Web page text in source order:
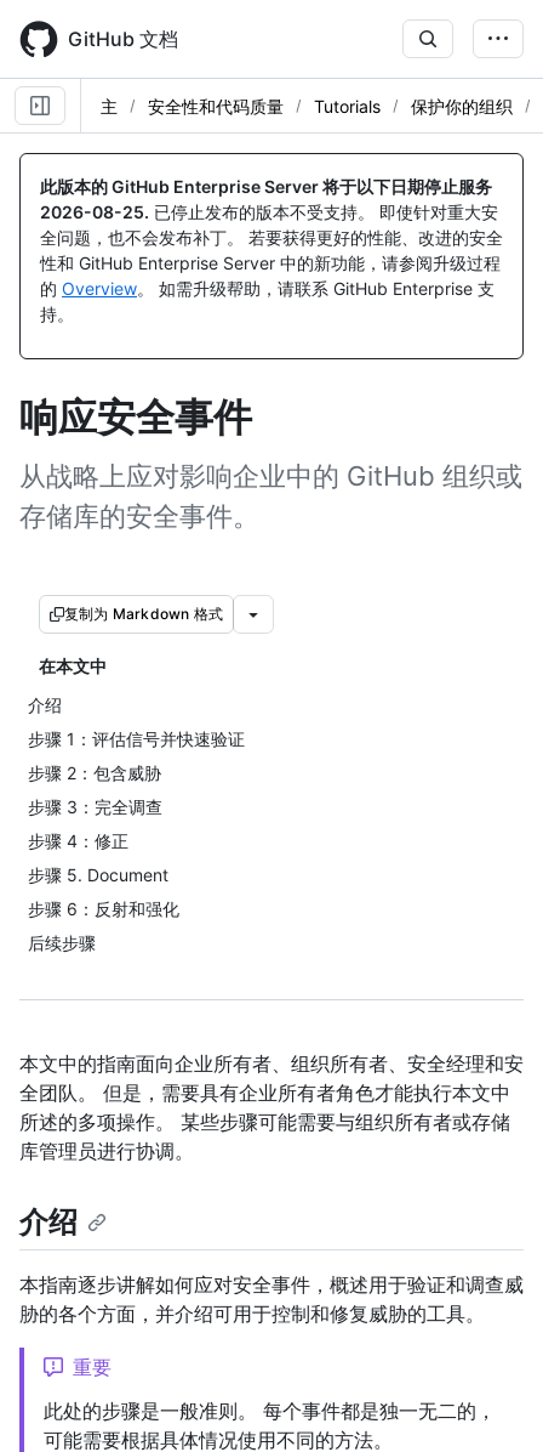
main
content
GitHub 文档
主 安全性和代码质量 Tutorials 保护你的组织
此版本的 GitHub Enterprise Server 将于以下日期停止服务
2026-08-25. 已停止发布的版本不受支持。 即使针对重大安
全问题，也不会发布补丁。 若要获得更好的性能、改进的安全
性和 GitHub Enterprise Server 中的新功能，请参阅升级过程
的 Overview。 如需升级帮助，请联系 GitHub Enterprise 支
持。
响应安全事件
从战略上应对影响企业中的 GitHub 组织或
存储库的安全事件。
复制为 Markdown 格式
在本文中
介绍
步骤 1：评估信号并快速验证
步骤 2：包含威胁
步骤 3：完全调查
步骤 4：修正
步骤 5. Document
步骤 6：反射和强化
后续步骤
本文中的指南面向企业所有者、组织所有者、安全经理和安
全团队。 但是，需要具有企业所有者角色才能执行本文中
所述的多项操作。 某些步骤可能需要与组织所有者或存储
库管理员进行协调。
介绍
本指南逐步讲解如何应对安全事件，概述用于验证和调查威
胁的各个方面，并介绍可用于控制和修复威胁的工具。
重要
此处的步骤是一般准则。 每个事件都是独一无二的，
可能需要根据具体情况使用不同的方法。